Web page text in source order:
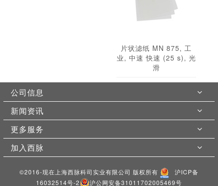
片状滤纸 MN 875, 工
业, 中速 快速 (25 s), 光
滑
公司信息
新闻资讯
更多服务
加入西脉
©2016-现在上海西脉科司实业有限公司 版权所有
沪ICP备
16032514号-2
沪公网安备31011702005469号